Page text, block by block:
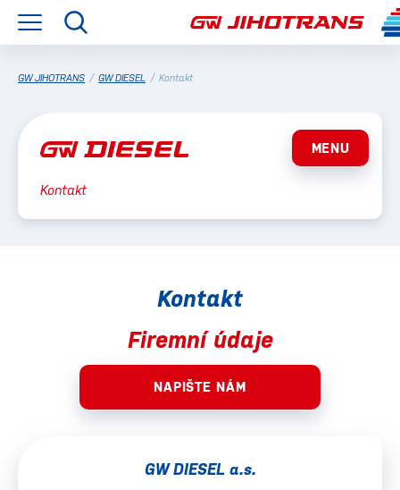
GW JIHOTRANS / GW DIESEL / Kontakt
Kontakt
MENU
Kontakt
Firemní údaje
NAPIŠTE NÁM
GW DIESEL a.s.